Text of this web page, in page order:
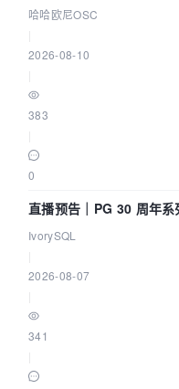
哈哈欧尼OSC
2026-08-10
383
0
直播预告｜PG 30 周年
动吗？我们贡献了什么？
IvorySQL
2026-08-07
341